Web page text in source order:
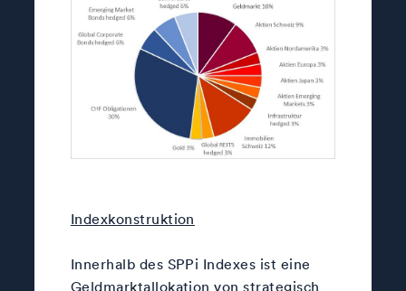
Indexkonstruktion
Innerhalb des SPPi Indexes ist eine
Geldmarktallokation von strategisch